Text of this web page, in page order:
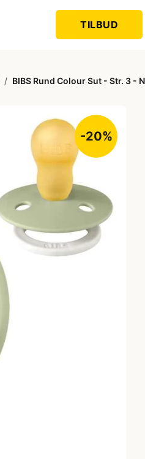
TILBUD
/ BIBS Rund Colour Sut - Str. 3 -
-20%